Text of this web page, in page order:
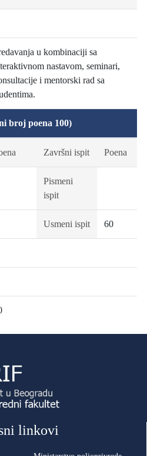
u kombinaciji sa
nastavom, seminari,
i mentorski rad sa
broj poena 100)
Završni ispit Poena
Pismeni
ispit
Usmeni ispit 60
linkovi